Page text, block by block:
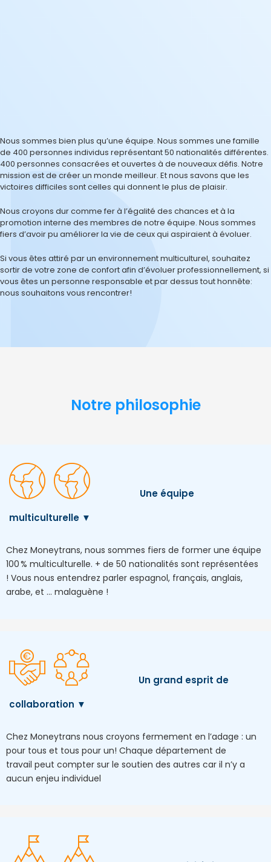
Nous sommes bien plus qu’une équipe. Nous sommes une famille
de 400 personnes individus représentant 50 nationalités différentes.
400 personnes consacrées et ouvertes à de nouveaux défis. Notre
mission est de créer un monde meilleur. Et nous savons que les
victoires difficiles sont celles qui donnent le plus de plaisir.
Nous croyons dur comme fer à l’égalité des chances et à la
promotion interne des membres de notre équipe. Nous sommes
fiers d’avoir pu améliorer la vie de ceux qui aspiraient à évoluer.
Si vous êtes attiré par un environnement multiculturel, souhaitez
sortir de votre zone de confort afin d’évoluer professionnellement, si
vous êtes un personne responsable et par dessus tout honnête:
nous souhaitons vous rencontrer!
Notre philosophie
Une équipe
multiculturelle ▼
Chez Moneytrans, nous sommes fiers de former une équipe
100 % multiculturelle. + de 50 nationalités sont représentées
! Vous nous entendrez parler espagnol, français, anglais,
arabe, et ... malaguène !
Un grand esprit de
collaboration ▼
Chez Moneytrans nous croyons fermement en l’adage : un
pour tous et tous pour un! Chaque département de
travail peut compter sur le soutien des autres car il n’y a
aucun enjeu individuel